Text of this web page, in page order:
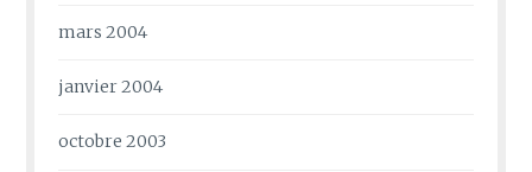
mars 2004
janvier 2004
octobre 2003